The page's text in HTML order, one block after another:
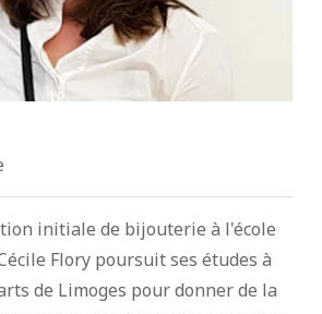
initiale de bijouterie à l'école
Flory poursuit ses études à
de Limoges pour donner de la